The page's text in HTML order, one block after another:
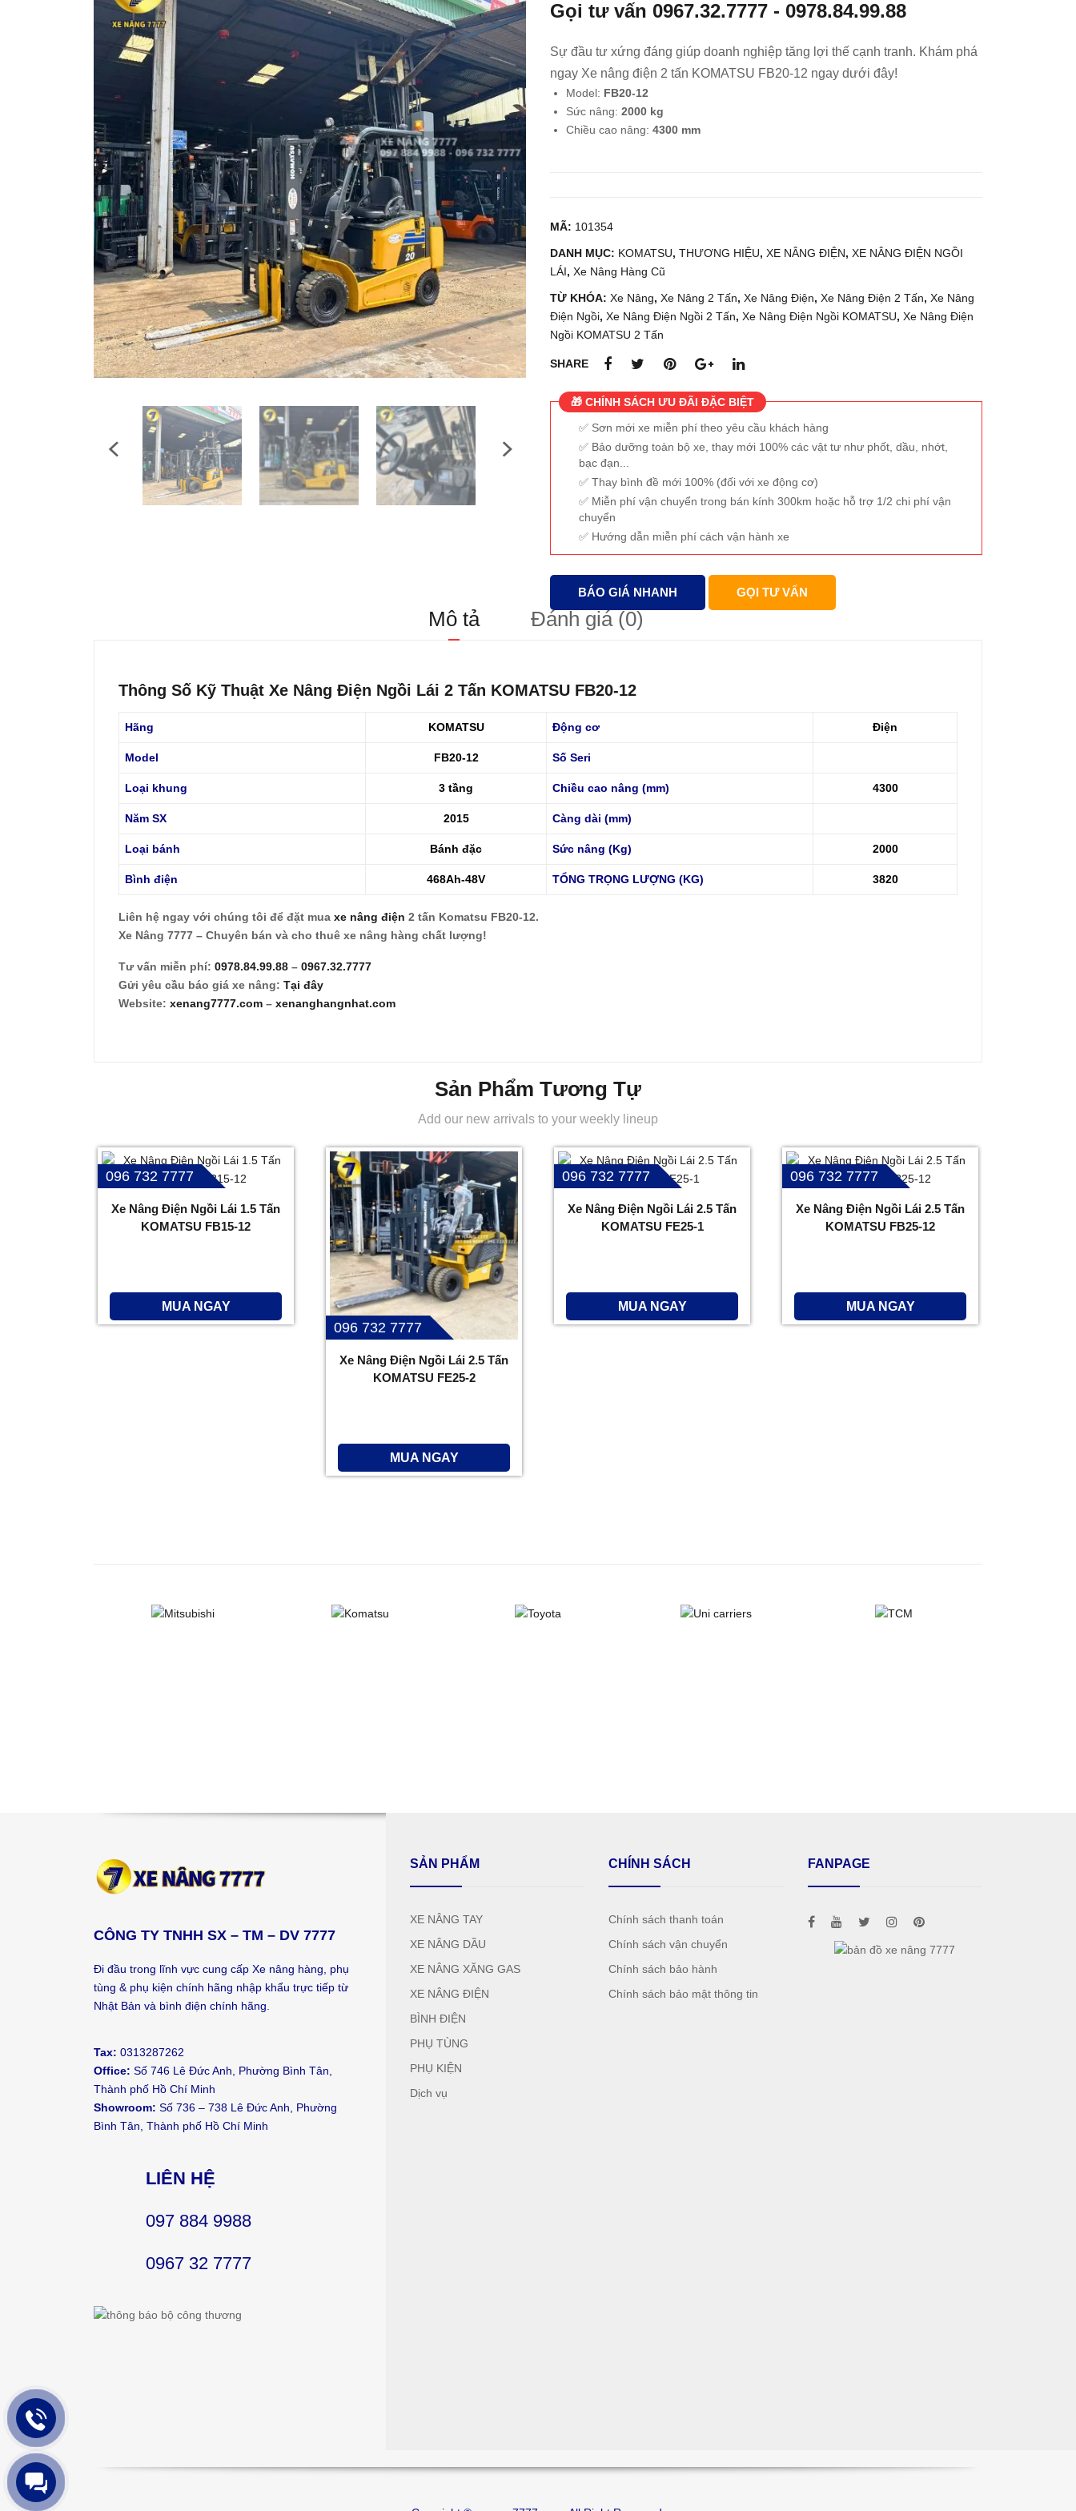
3
n
Gọi tư vấn 0967.32.7777 - 0978.84.99.88
Sự đầu tư xứng đáng giúp doanh nghiệp tăng lợi thế cạnh tranh. Khám phá
ngay Xe nâng điện 2 tấn KOMATSU FB20-12 ngay dưới đây!
Model: FB20-12
Sức nâng: 2000 kg
Chiều cao nâng: 4300 mm
MÃ: 101354
DANH MỤC: KOMATSU, THƯƠNG HIỆU, XE NÂNG ĐIỆN, XE NÂNG ĐIỆN NGỒI
LÁI, Xe Nâng Hàng Cũ
TỪ KHÓA: Xe Nâng, Xe Nâng 2 Tấn, Xe Nâng Điện, Xe Nâng Điện 2 Tấn, Xe Nâng
Điện Ngồi, Xe Nâng Điện Ngồi 2 Tấn, Xe Nâng Điện Ngồi KOMATSU, Xe Nâng Điện
Ngồi KOMATSU 2 Tấn
SHARE
🎁 CHÍNH SÁCH ƯU ĐÃI ĐẶC BIỆT
Sơn mới xe miễn phí theo yêu cầu khách hàng
Bảo dưỡng toàn bộ xe, thay mới 100% các vật tư như phốt, dầu, nhớt,
bạc đạn...
Thay bình đề mới 100% (đối với xe động cơ)
Miễn phí vận chuyển trong bán kính 300km hoặc hỗ trợ 1/2 chi phí vận
chuyển
Hướng dẫn miễn phí cách vận hành xe
BÁO GIÁ NHANH GỌI TƯ VẤN
Mô tả Đánh giá (0)
Thông Số Kỹ Thuật Xe Nâng Điện Ngồi Lái 2 Tấn KOMATSU FB20-12
Hãng KOMATSU Động cơ Điện
Model FB20-12 Số Seri
Loại khung 3 tầng Chiều cao nâng (mm) 4300
Năm SX 2015 Càng dài (mm)
Loại bánh Bánh đặc Sức nâng (Kg) 2000
Bình điện 468Ah-48V TỔNG TRỌNG LƯỢNG (KG) 3820
Liên hệ ngay với chúng tôi để đặt mua xe nâng điện 2 tấn Komatsu FB20-12.
Xe Nâng 7777 – Chuyên bán và cho thuê xe nâng hàng chất lượng!
Tư vấn miễn phí: 0978.84.99.88 – 0967.32.7777
Gửi yêu cầu báo giá xe nâng: Tại đây
Website: xenang7777.com – xenanghangnhat.com
Sản Phẩm Tương Tự
Add our new arrivals to your weekly lineup
096 732 7777
Xe Nâng Điện Ngồi Lái 1.5 Tấn
KOMATSU FB15-12
MUA NGAY
096 732 7777
Xe Nâng Điện Ngồi Lái 2.5 Tấn
KOMATSU FE25-2
MUA NGAY
096 732 7777
Xe Nâng Điện Ngồi Lái 2.5 Tấn
KOMATSU FE25-1
MUA NGAY
096 732 7777
Xe Nâng Điện Ngồi Lái 2.5 Tấn
KOMATSU FB25-12
MUA NGAY
CÔNG TY TNHH SX – TM – DV 7777
Đi đầu trong lĩnh vực cung cấp Xe nâng hàng, phụ
tùng & phụ kiện chính hãng nhập khẩu trực tiếp từ
Nhật Bản và bình điện chính hãng.
Tax: 0313287262
Office: Số 746 Lê Đức Anh, Phường Bình Tân,
Thành phố Hồ Chí Minh
Showroom: Số 736 – 738 Lê Đức Anh, Phường
Bình Tân, Thành phố Hồ Chí Minh
LIÊN HỆ
097 884 9988
0967 32 7777
SẢN PHẨM
XE NÂNG TAY
XE NÂNG DẦU
XE NÂNG XĂNG GAS
XE NÂNG ĐIỆN
BÌNH ĐIỆN
PHỤ TÙNG
PHỤ KIỆN
Dịch vụ
CHÍNH SÁCH
Chính sách thanh toán
Chính sách vận chuyển
Chính sách bảo hành
Chính sách bảo mật thông tin
FANPAGE